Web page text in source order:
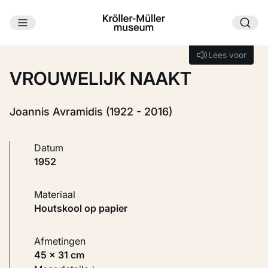
Ga naar hoofdinhoud
Lees voor
Lees voor
VROUWELIJK NAAKT
Joannis Avramidis (1922 - 2016)
Datum
1952
Materiaal
Houtskool op papier
Afmetingen
45 × 31 cm